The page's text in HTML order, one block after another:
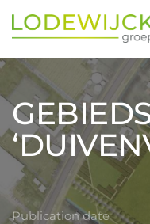
Publication date